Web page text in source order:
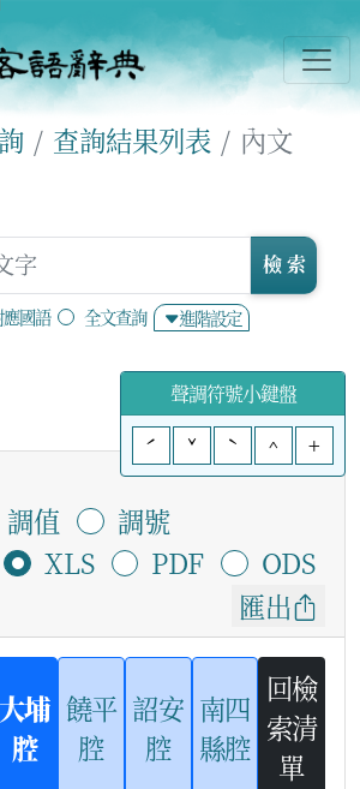
查詢結果列表 內文
國語 全文查詢 進階設定
檢 索
聲調符號小鍵盤
ˊ
ˇ ˋ ^ +
調值
調號
XLS
PDF
ODS
匯出
大埔
腔
饒平
腔
詔安
腔
南四
縣腔
回檢
索清
單